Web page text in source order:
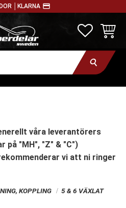
│ KLARNA payment
våra leverantörers
på "MH", "Z" & "C")
vi att ni ringer
KOPPLING
5 & 6 VÄXLAT